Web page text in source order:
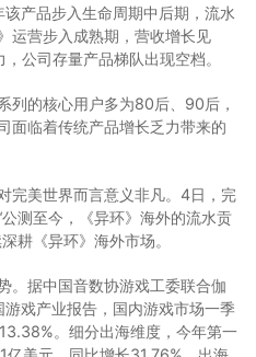
产品步入生命周期中后期，流水
运营步入成熟期，营收增长见
公司存量产品梯队出现空档。
列的核心用户多为80后、90后，
面临着传统产品增长乏力带来的
完美世界而言意义非凡。4日，完
测至今，《异环》海外的流水贡
耕《异环》海外市场。
。据中国音数协游戏工委联合伽
戏产业报告，国内游戏市场一季
。细分出海维度，今年第一